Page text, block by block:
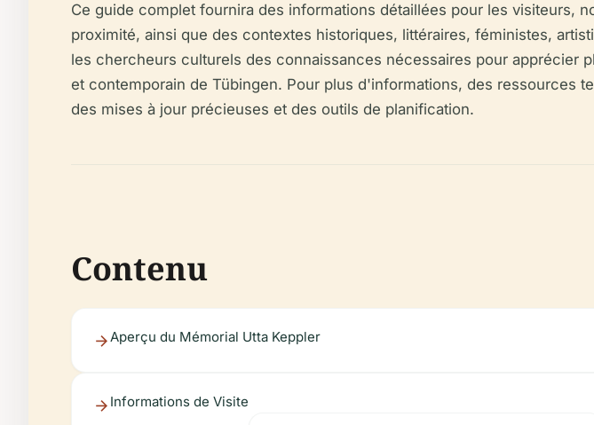
Ce guide complet fournira des informations détaillées pour les visiteurs,
proximité, ainsi que des contextes historiques, littéraires, féministes,
les chercheurs culturels des connaissances nécessaires pour apprécier
et contemporain de Tübingen. Pour plus d'informations, des ressources
des mises à jour précieuses et des outils de planification.
Contenu
Aperçu du Mémorial Utta Keppler
Informations de Visite